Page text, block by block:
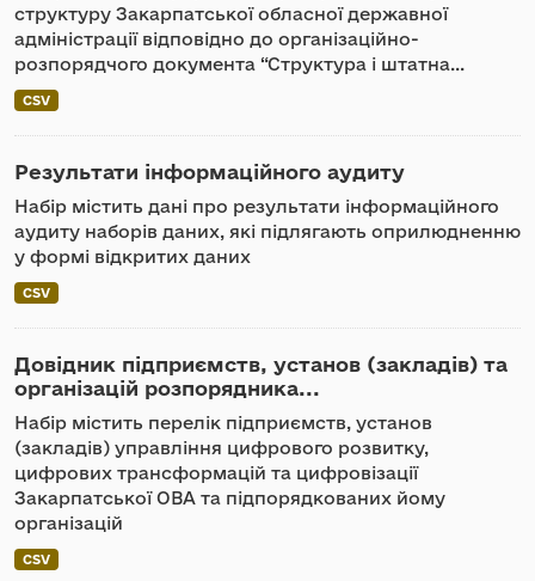
структуру Закарпатської обласної державної
адміністрації відповідно до організаційно-
розпорядчого документа “Структура і штатна...
CSV
Результати інформаційного аудиту
Набір містить дані про результати інформаційного
аудиту наборів даних, які підлягають оприлюдненню
у формі відкритих даних
CSV
Довідник підприємств, установ (закладів) та
організацій розпорядника...
Набір містить перелік підприємств, установ
(закладів) управління цифрового розвитку,
цифрових трансформацій та цифровізації
Закарпатської ОВА та підпорядкованих йому
організацій
CSV